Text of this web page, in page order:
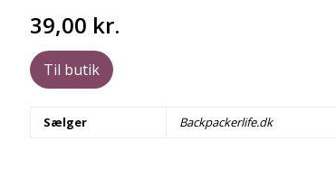
39,00 kr.
Til butik
Sælger Backpackerlife.dk